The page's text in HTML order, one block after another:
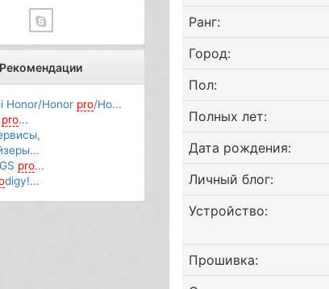
Рекомендации
Honor/Honor pro/Ho...
pro...
pro...
digy!...
Ранг:
Город:
Пол:
Полных лет:
Дата рождения:
Личный блог:
Устройство:
Прошивка: